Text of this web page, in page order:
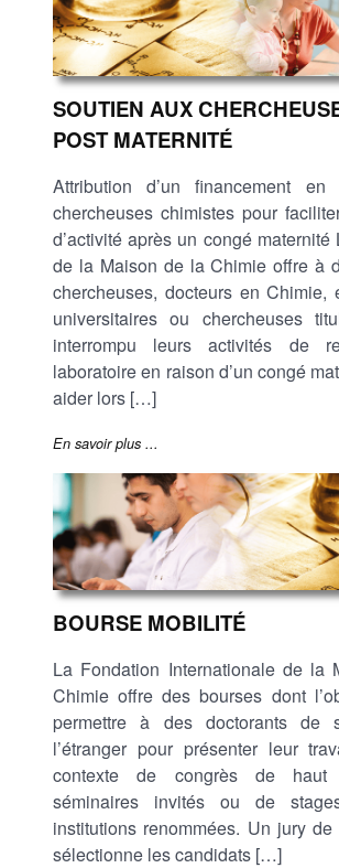
SOUTIEN AUX
POST MATERNITÉ
Attribution d’un financement
chercheuses chimistes pour
d’activité après un congé maternité
de la Maison de la Chimie offre à
chercheuses, docteurs en Chimie,
universitaires ou chercheuses
interrompu leurs activités de
laboratoire en raison d’un congé
aider lors […]
En savoir plus ...
BOURSE MOBILITÉ
La Fondation Internationale de la
Chimie offre des bourses dont
permettre à des doctorants de
l’étranger pour présenter leur
contexte de congrès de haut
séminaires invités ou de
institutions renommées. Un jury
sélectionne les candidats […]